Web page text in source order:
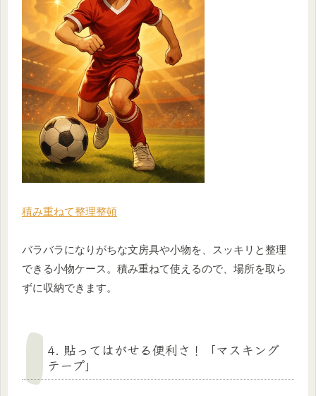
積み重ねて整理整頓
バラバラになりがちな文房具や小物を、スッキリと整理
できる小物ケース。積み重ねて使えるので、場所を取ら
ずに収納できます。
4. 貼ってはがせる便利さ！「マスキング
テープ」